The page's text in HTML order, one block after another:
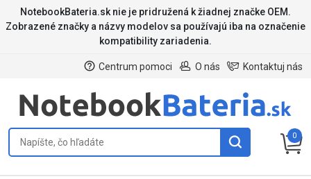
NotebookBateria.sk nie je pridružená k žiadnej značke OEM.
Zobrazené značky a názvy modelov sa používajú iba na označenie
kompatibility zariadenia.
Kontaktuj nás
O nás
Centrum pomoci
0